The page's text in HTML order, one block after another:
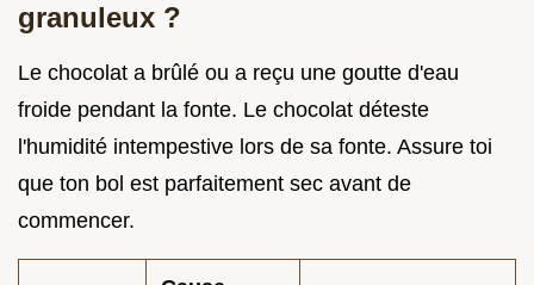
granuleux ?
Le chocolat a brûlé ou a reçu une goutte d'eau
froide pendant la fonte. Le chocolat déteste
l'humidité intempestive lors de sa fonte. Assure toi
que ton bol est parfaitement sec avant de
commencer.